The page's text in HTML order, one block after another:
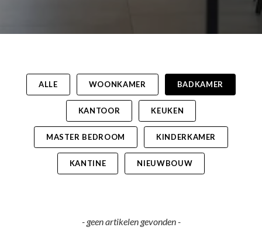
ALLE WOONKAMER BADKAMER
KANTOOR KEUKEN
MASTER BEDROOM KINDERKAMER
KANTINE NIEUWBOUW
- geen artikelen gevonden -